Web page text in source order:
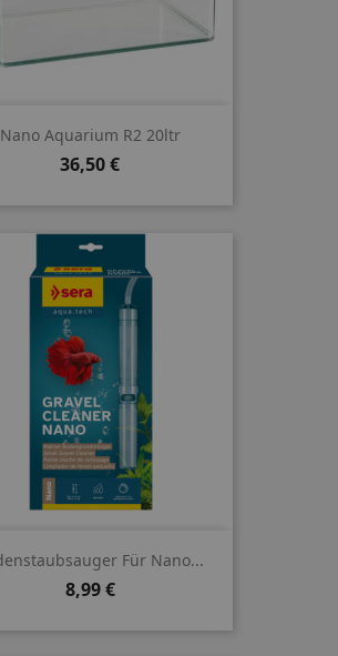
Nano Aquarium R2 20ltr
Preis
36,50 €
Für Nano...
Preis
8,99 €